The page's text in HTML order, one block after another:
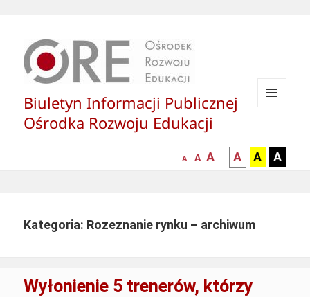
Biuletyn Informacji Publicznej
Ośrodka Rozwoju Edukacji
mniejsza
A
normalna
A
większa-
czcionka
A
kontrast
czarny
tle
A
kontrast
czarny
tle
A
żółty
A
Kategoria: Rozeznanie rynku – archiwum
Wyłonienie 5 trenerów, którzy